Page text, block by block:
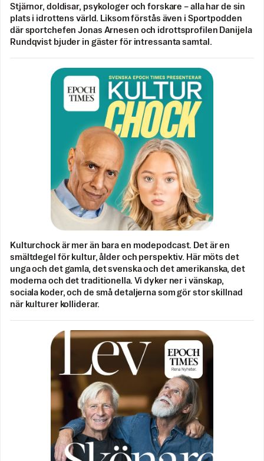
Stjärnor, doldisar, psykologer och forskare – alla har de sin
plats i idrottens värld. Liksom förstås även i Sportpodden
där sportchefen Jonas Arnesen och idrottsprofilen Danijela
Rundqvist bjuder in gäster för intressanta samtal.
Kulturchock är mer än bara en modepodcast. Det är en
smältdegel för kultur, ålder och perspektiv. Här möts det
unga och det gamla, det svenska och det amerikanska, det
moderna och det traditionella. Vi dyker ner i vänskap,
sociala koder, och de små detaljerna som gör stor skillnad
när kulturer kolliderar.